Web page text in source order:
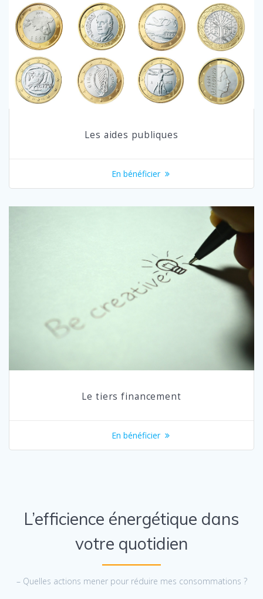
Les aides publiques
En bénéficier
Le tiers financement
En bénéficier
L’efficience énergétique dans
votre quotidien
– Quelles actions mener pour réduire mes consommations ?